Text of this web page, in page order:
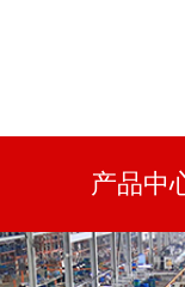
产品中
解决方